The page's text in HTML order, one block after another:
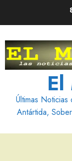
Últimas
Antártida,